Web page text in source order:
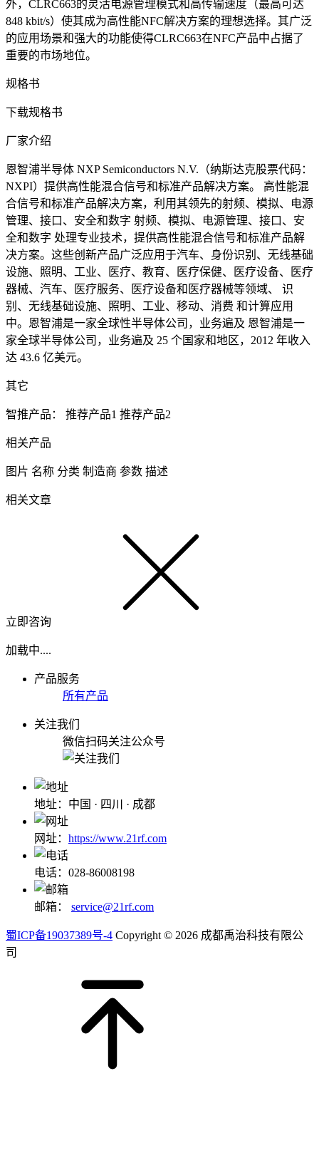
外，CLRC663的灵活电源管理模式和高传输速度（最高可达
848 kbit/s）使其成为高性能NFC解决方案的理想选择。其广泛
的应用场景和强大的功能使得CLRC663在NFC产品中占据了
重要的市场地位。
规格书
下载规格书
厂家介绍
恩智浦半导体 NXP Semiconductors N.V.（纳斯达克股票代码：
NXPI）提供高性能混合信号和标准产品解决方案。 高性能混
合信号和标准产品解决方案，利用其领先的射频、模拟、电源
管理、接口、安全和数字 射频、模拟、电源管理、接口、安
全和数字 处理专业技术，提供高性能混合信号和标准产品解
决方案。这些创新产品广泛应用于汽车、身份识别、无线基础
设施、照明、工业、医疗、教育、医疗保健、医疗设备、医疗
器械、汽车、医疗服务、医疗设备和医疗器械等领域、 识
别、无线基础设施、照明、工业、移动、消费 和计算应用
中。恩智浦是一家全球性半导体公司，业务遍及 恩智浦是一
家全球半导体公司，业务遍及 25 个国家和地区，2012 年收入
达 43.6 亿美元。
其它
智推产品： 推荐产品1 推荐产品2
相关产品
图片 名称 分类 制造商 参数 描述
相关文章
立即咨询
加载中....
产品服务
所有产品
关注我们
微信扫码关注公众号
地址：中国 · 四川 · 成都
网址： https://www.21rf.com
电话：028-86008198
邮箱： service@21rf.com
蜀ICP备19037389号-4 Copyright © 2026 成都禹治科技有限公
司